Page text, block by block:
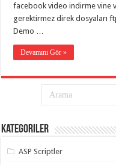
evden
taşımacılık
gaziantep
evden
taşımacılık,
eve
gaziantep
evden
taşımacılık,
facebook video indirme vine
gerektirmez direk dosyaları
Demo …
Devamını Gör »
Kategoriler
ASP Scriptler